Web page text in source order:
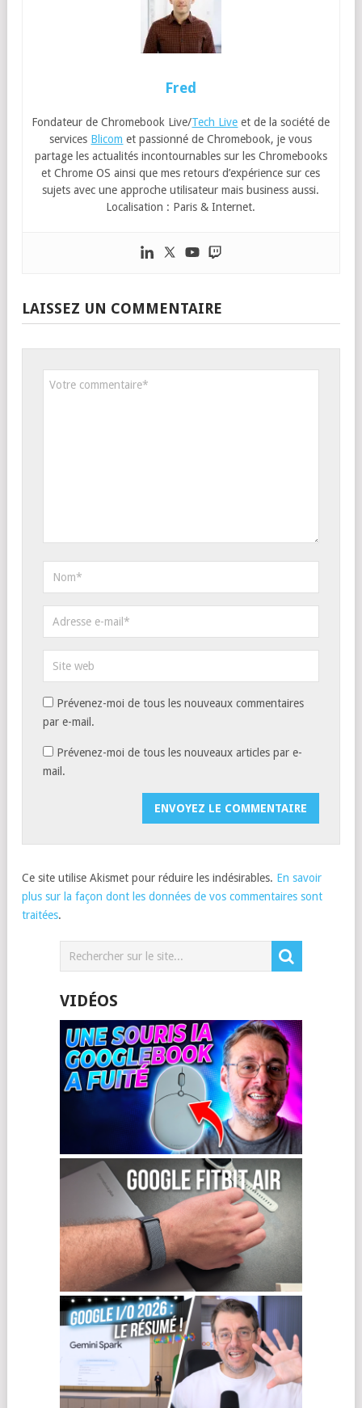
Fred
Fondateur de Chromebook Live/Tech Live et de la société de
services Blicom et passionné de Chromebook, je vous
partage les actualités incontournables sur les Chromebooks
et Chrome OS ainsi que mes retours d’expérience sur ces
sujets avec une approche utilisateur mais business aussi.
Localisation : Paris & Internet.
LAISSEZ UN COMMENTAIRE
Prévenez-moi de tous les nouveaux commentaires
par e-mail.
Prévenez-moi de tous les nouveaux articles par e-
mail.
Ce site utilise Akismet pour réduire les indésirables. En savoir
plus sur la façon dont les données de vos commentaires sont
traitées.
VIDÉOS